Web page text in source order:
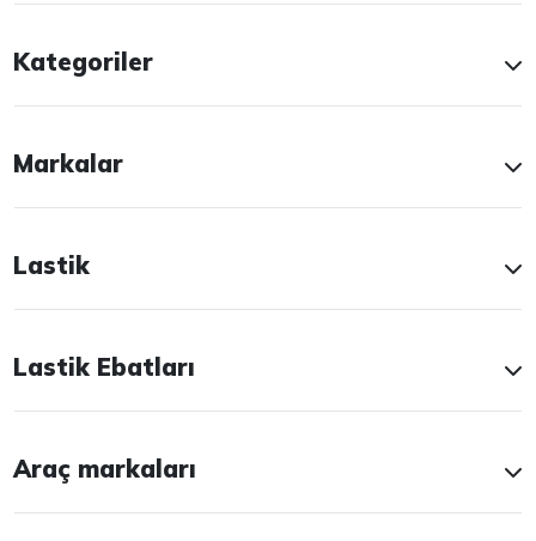
Kategoriler
Markalar
Lastik
Lastik Ebatları
Araç markaları